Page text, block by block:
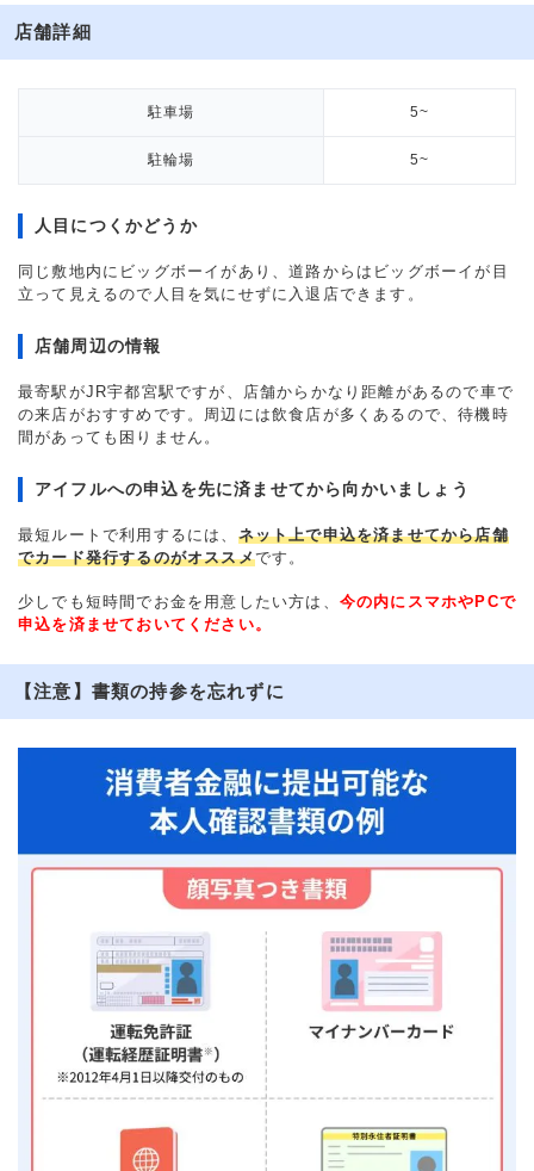
店舗詳細
駐車場 5~
駐輪場 5~
人目につくかどうか
同じ敷地内にビッグボーイがあり、道路からはビッグボーイが目
立って見えるので人目を気にせずに入退店できます。
店舗周辺の情報
最寄駅がJR宇都宮駅ですが、店舗からかなり距離があるので車で
の来店がおすすめです。周辺には飲食店が多くあるので、待機時
間があっても困りません。
アイフルへの申込を先に済ませてから向かいましょう
最短ルートで利用するには、 ネット上で申込を済ませてから店舗
でカード発行するのがオススメです。
少しでも短時間でお金を用意したい方は、 今の内にスマホやPCで
申込を済ませておいてください。
【注意】書類の持参を忘れずに